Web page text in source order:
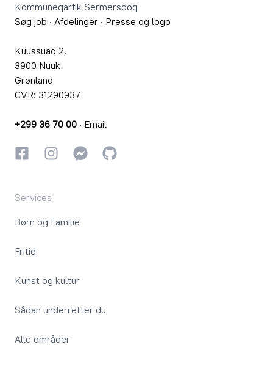
Kommuneqarfik Sermersooq
Søg job · Afdelinger · Presse og logo
Kuussuaq 2,
3900 Nuuk
Grønland
CVR: 31290937
+299 36 70 00 · Email
FacebookInstagramInstagram
GitHub
Services
Børn og Familie
Fritid
Kunst og kultur
Sådan underretter du
Alle områder